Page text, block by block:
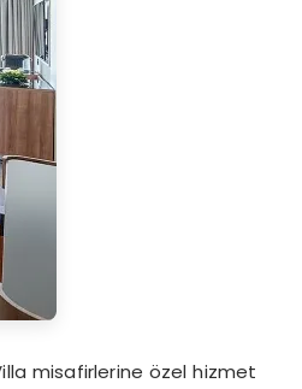
misafirlerine özel hizmet